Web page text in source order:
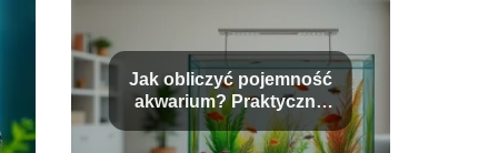
Jak obliczyć pojemność
akwarium? Praktyczny
przewodnik